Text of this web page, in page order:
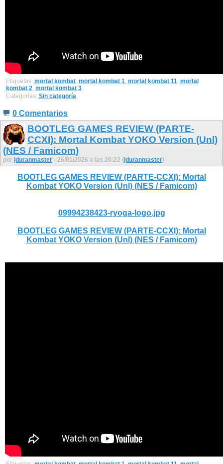
Etiquetas: mortal kombat, mortal kombat 1, mortal kombat 11, mortal
kombat 2, mortal kombat 3
Categorías: Sin categoría
0 Comentarios
BOOTLEG GAMES REVIEW (PARTE-
CCXI): Mortal Kombat YOKO Version (Unl)
(NES / Famicom)
por jduranmaster - 26/01/2026 a las 20:22 (jduranmaster)
BOOTLEG GAMES REVIEW (PARTE-CCXI): Mortal
Kombat YOKO Version (Unl) (NES / Famicom)
09994238423-ryoga-logo.jpg
BOOTLEG GAMES REVIEW (PARTE-CCXI): Mortal
Kombat YOKO Version (Unl) (NES / Famicom)